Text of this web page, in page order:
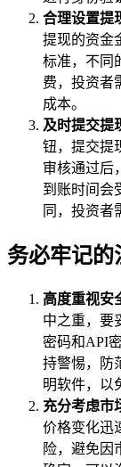
合理设置提
提现的资金
标准，不同
费，投资者
成本。
及时提交提
钮，提交提
审核通过后
到账时间会
同，投资者
务必牢记的
高度重视安
中之重，要
密码和API
持警惕，防
明软件，以
充分考虑市
价格变化迅
险，避免因